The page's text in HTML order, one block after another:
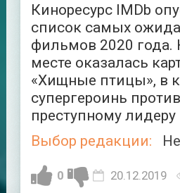
Киноресурс IMDb
список самых
фильмов 2020 года.
месте оказалась
«Хищные птицы», в
супергероинь
преступному
Выбор редакции:
0 20.12.2019